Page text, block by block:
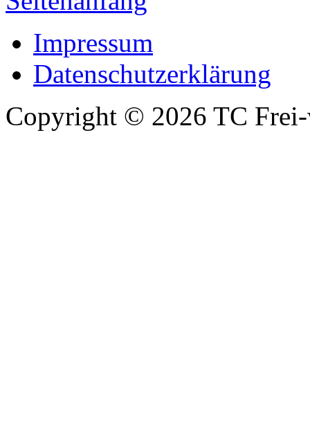
Impressum
Datenschutzerklärung
Copyright © 2026 TC